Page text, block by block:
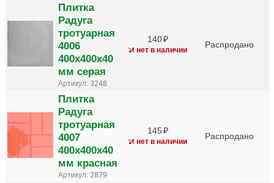
Плитка
Радуга
тротуарная
4006
400х400х40
мм серая
Артикул: 3248
140
нет в наличии
Распродано
Плитка
Радуга
тротуарная
4007
400х400х40
мм красная
Артикул: 2879
145
нет в наличии
Распродано